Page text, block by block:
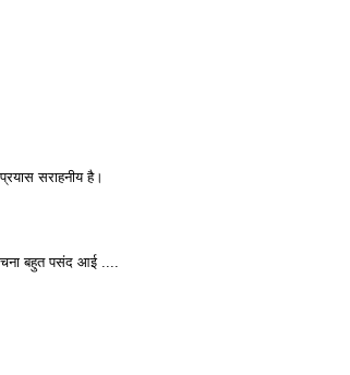
सराहनीय है।
बहुत पसंद आई ....